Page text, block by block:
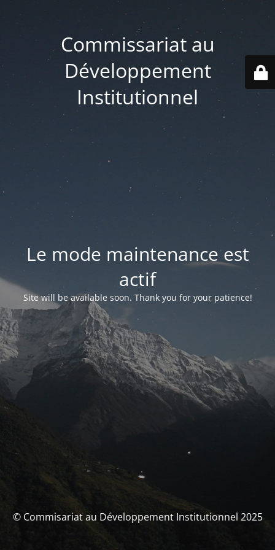
Commissariat au
Développement
Institutionnel
Le mode maintenance est
actif
Site will be available soon. Thank you for your patience!
© Commisariat au Développement Institutionnel 2025